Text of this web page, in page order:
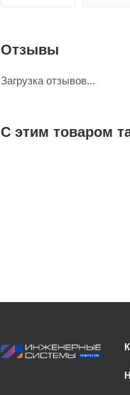
Отзывы
Загрузка отзывов...
С этим товаром